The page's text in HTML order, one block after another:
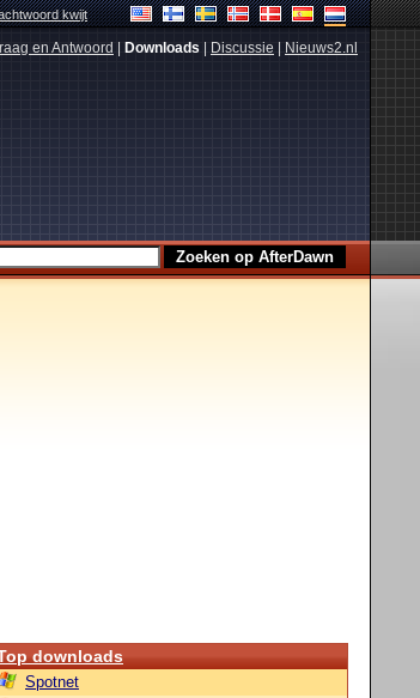
kwijt
en Antwoord Downloads Discussie Nieuws2.nl
downloads
Spotnet